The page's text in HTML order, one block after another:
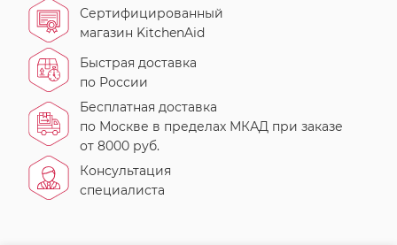
Сертифицированный
магазин KitchenAid
Быстрая доставка
по России
Бесплатная доставка
по Москве в пределах МКАД при заказе
от 8000 руб.
Консультация
специалиста